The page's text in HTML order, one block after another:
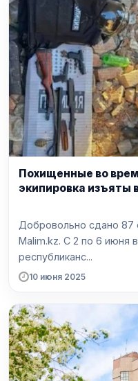
Похищенные во
экипировка изъяты
Добровольно сдано
Malim.kz. С 2 по 6 июня в стране проведено
республиканс...
10 июня 2025